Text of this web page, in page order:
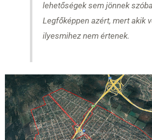
lehetőségek sem jönnek
Legfőképpen azért, mert akik
ilyesmihez nem értenek.